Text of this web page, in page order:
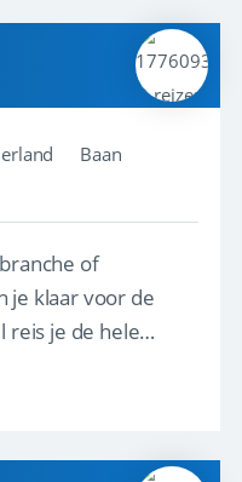
...
Baan
of
je klaar voor de
reis je de hele
wat er in de
droomreis te